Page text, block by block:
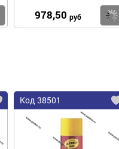
Купить978,50 руб
Код 38501